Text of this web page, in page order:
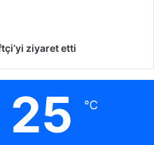
ziyaret etti
25 ℃